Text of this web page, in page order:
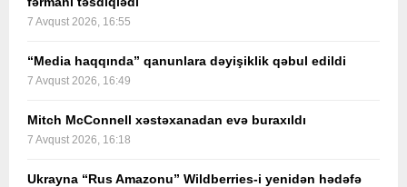
7 Avqust 2026, 16:55
“Media haqqında” qanunlara dəyişiklik qəbul edildi
7 Avqust 2026, 16:49
Mitch McConnell xəstəxanadan evə buraxıldı
7 Avqust 2026, 16:18
Ukrayna “Rus Amazonu” Wildberries-i yenidən hədəfə